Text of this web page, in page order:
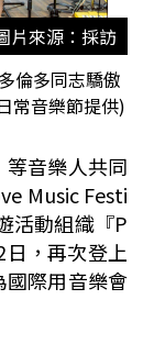
片來源：採訪
倫多同志驕傲
常音樂節提供)
音樂人共同
Music Festi
活動組織『P
，再次登上
國際用音樂會